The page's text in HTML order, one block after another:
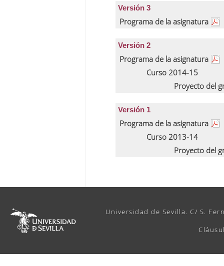
Versión 3
Programa de la asignatura
Versión 2
Programa de la asignatura
Curso 2014-15
Proyecto del
Versión 1
Programa de la asignatura
Curso 2013-14
Proyecto del
Universidad de Sevilla. C/ S.